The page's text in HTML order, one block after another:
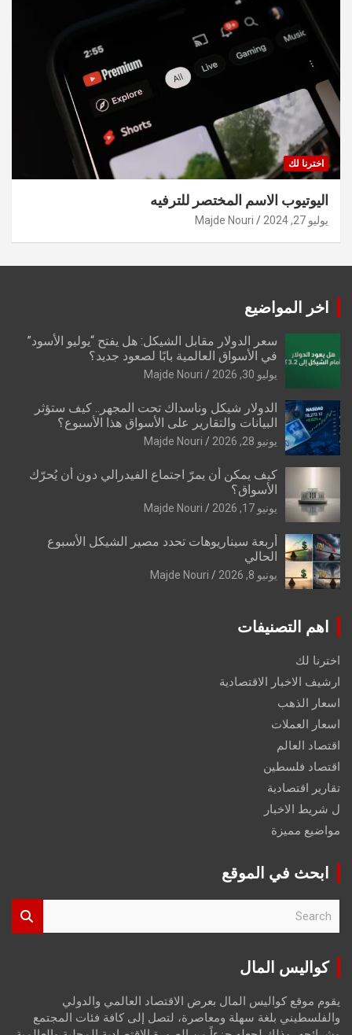
اخترنا لك
اليوتيوب الاسم المختصر للترفيه
يوليو 27, 2024 Majde Nouri
اخر المواضيع
سعر الدولار مقابل الشيكل: هل يفتح “يوليو الأسود”
في الأسواق العالمية بابًا لصعود جديد؟
يوليو 30, 2026 Majde Nouri
الدولار شيكل وناسداك تحت المجهر.. كيف ستؤثر
البيانات والتقارير على الأسواق هذا الأسبوع؟
يونيو 28, 2026 Majde Nouri
كيف يمكن أن يمرّ اجتماع الفيدرالي دون أن يُحرّك
الأسواق؟
يونيو 17, 2026 Majde Nouri
أربعة سيناريوهات تحدد مصير الشيكل الأسبوع
الحالي
يونيو 8, 2026 Majde Nouri
اهم التصنيفات
اخترنا لك
ارشيف الاخبار الاقتصادية
اسعار الذهب
اسعار العملات
اقتصاد العالم
اقتصاد فلسطين
تقارير اقتصادية
ل شريط الاخبار
مواضيع مميزة
ابحث في الموقع
r
كواليس المال
يقوم موقع كواليس المال بعرض الاقتصاد العالمي والدولي
والفلسطيني بلغة سهلة ومعاصرة، لتصل إلى كافة فئات المجتمع